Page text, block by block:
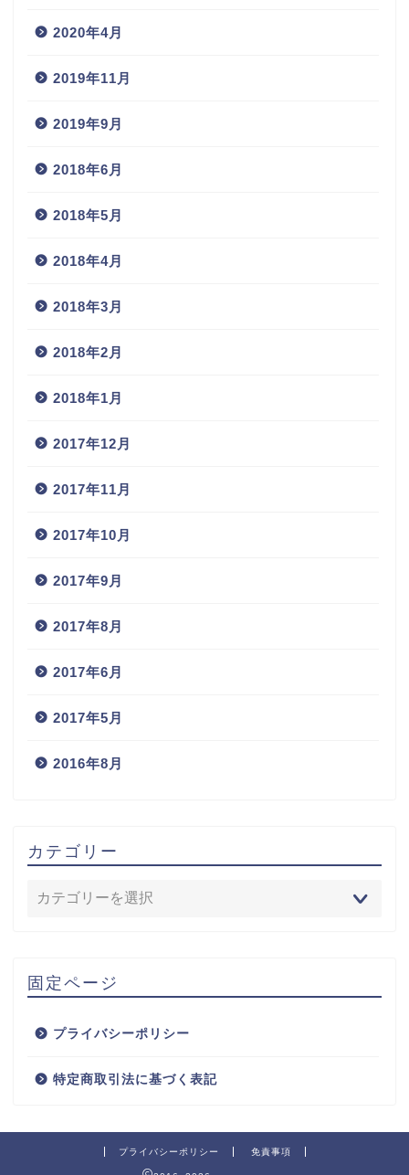
2020年4月
2019年11月
2019年9月
2018年6月
2018年5月
2018年4月
2018年3月
2018年2月
2018年1月
2017年12月
2017年11月
2017年10月
2017年9月
2017年8月
2017年6月
2017年5月
2016年8月
カテゴリー
固定ページ
プライバシーポリシー
特定商取引法に基づく表記
プライバシーポリシー 免責事項